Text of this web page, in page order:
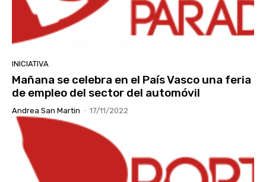
INICIATIVA
Mañana se celebra en el País Vasco una feria
de empleo del sector del automóvil
Andrea San Martin - 17/11/2022